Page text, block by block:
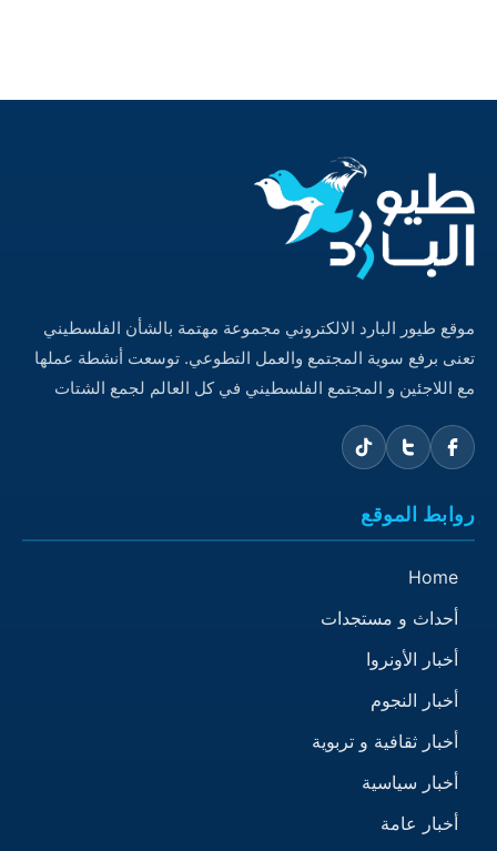
موقع طيور البارد الالكتروني مجموعة مهتمة بالشأن الفلسطيني
تعنى برفع سوية المجتمع والعمل التطوعي. توسعت أنشطة عملها
مع اللاجئين و المجتمع الفلسطيني في كل العالم لجمع الشتات
روابط الموقع
Home
أحداث و مستجدات
أخبار الأونروا
أخبار النجوم
أخبار ثقافية و تربوية
أخبار سياسية
أخبار عامة